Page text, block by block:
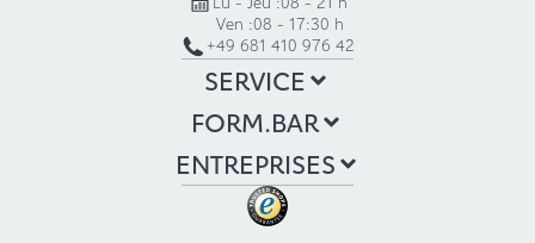
Ven :08 - 17:30 h
+49 681 410 976 42
SERVICE
FORM.BAR
ENTREPRISES